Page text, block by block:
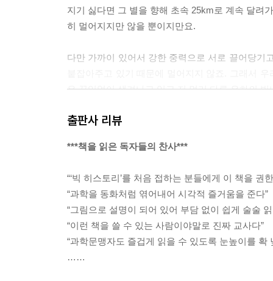
지기 싫다면 그 별을 향해 초속 25km로 계속 달려
히 멀어지지만 않을 뿐이지만요.
다만 가까이 있어서 강한 중력으로 서로 끌어당기
은 끊임없이 생겨나고 있고 저 멀리 다른 은하의
버리는 일이 자주 일어났을 겁니다. 더군다나 당
나가면 살갗이 타는데, 오존층도 없었던 당시엔
습니다. 뿜어 나오는 물의 흐름에 따라 물질들이
많은 화학물질들이 결합과 분해를 거듭하며 다양
장이며 동시에 창고이기도 했던 겁니다. 그러니
--- 「2장 지구」 중에서
출판사 리뷰
***책을 읽은 독자들의 찬사***
“‘빅 히스토리’를 처음 접하는 분들에게 이 책을 권
“과학을 동화처럼 엮어내어 시각적 즐거움을 준다”
“그림으로 설명이 되어 있어 부담 없이 쉽게 술술 읽
“이런 책을 쓸 수 있는 사람이야말로 진짜 교사다”
“과학문맹자도 즐겁게 읽을 수 있도록 눈높이를 확
……